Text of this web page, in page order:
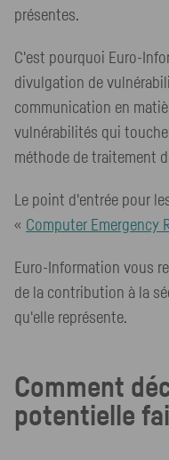
présentes.
C'est pourquoi Euro-
divulgation de
communication en
vulnérabilités qui
méthode de traitement
Le point d'entrée pour
« Computer Emergency
Euro-Information vous
de la contribution à la
qu'elle représente.
Comment
potentielle